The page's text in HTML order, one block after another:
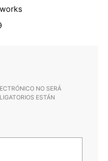
NO SERÁ
ESTÁN